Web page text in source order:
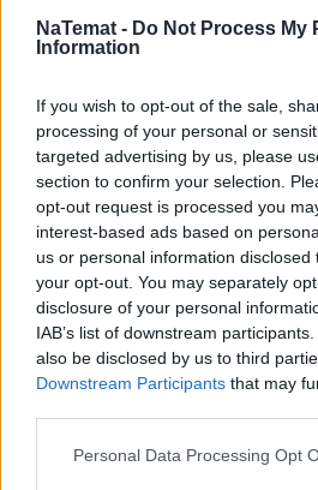
NaTemat - Do Not Process My
Information
If you wish to opt-out of the sale,
processing of your personal or
targeted advertising by us, please
section to confirm your selection.
opt-out request is processed you
interest-based ads based on
us or personal information
your opt-out. You may separately
disclosure of your personal
IAB’s list of downstream
also be disclosed by us to third
Downstream Participants that may
Personal Data Processing Opt
W Warszawie tylko piłka.
tak, ręczna - nie
tylko w lidze koszykówki, ale
siatkarzy. W tych drugich
będzie walczył z najlepszymi w
drużynę do PlusLigi –
wiadomość dla sportu w
stolicy będą mieli alternatywę
piłkarskiej Legii Warszawa.
REKLAMA